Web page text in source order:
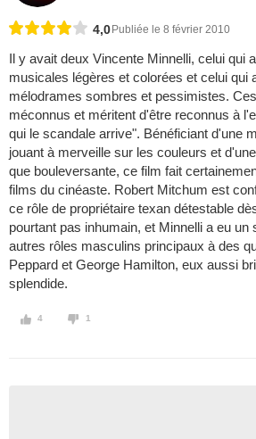
4,0 Publiée le 8 février 2010
Il y avait deux Vincente Minnelli, celui qui
musicales légères et colorées et celui qui
mélodrames sombres et pessimistes.
méconnus et méritent d'être reconnus à
qui le scandale arrive". Bénéficiant d'une
jouant à merveille sur les couleurs et
que bouleversante, ce film fait
films du cinéaste. Robert Mitchum est
ce rôle de propriétaire texan détestable
pourtant pas inhumain, et Minnelli a eu un
autres rôles masculins principaux à des
Peppard et George Hamilton, eux aussi
splendide.
4 1